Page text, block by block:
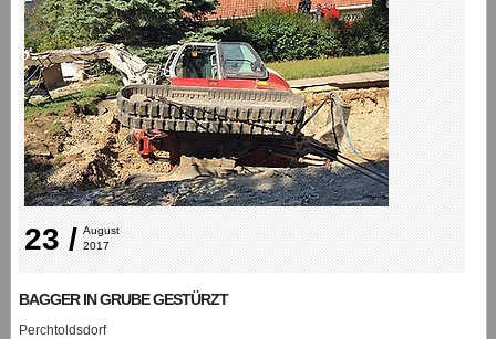
23 / August
2017
BAGGER IN GRUBE GESTÜRZT
Perchtoldsdorf